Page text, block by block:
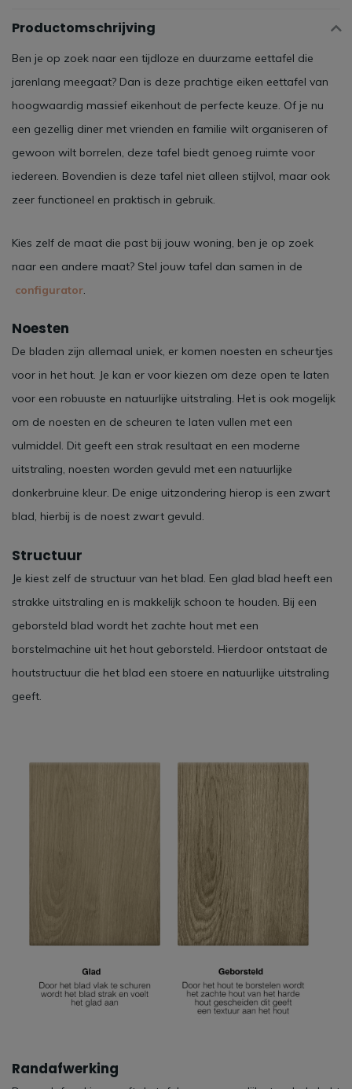
Productomschrijving
Ben je op zoek naar een tijdloze en duurzame eettafel die
jarenlang meegaat? Dan is deze prachtige eiken eettafel van
hoogwaardig massief eikenhout de perfecte keuze. Of je nu
een gezellig diner met vrienden en familie wilt organiseren of
gewoon wilt borrelen, deze tafel biedt genoeg ruimte voor
iedereen. Bovendien is deze tafel niet alleen stijlvol, maar ook
zeer functioneel en praktisch in gebruik.
Kies zelf de maat die past bij jouw woning, ben je op zoek
naar een andere maat? Stel jouw tafel dan samen in de
configurator.
Noesten
De bladen zijn allemaal uniek, er komen noesten en scheurtjes
voor in het hout. Je kan er voor kiezen om deze open te laten
voor een robuuste en natuurlijke uitstraling. Het is ook mogelijk
om de noesten en de scheuren te laten vullen met een
vulmiddel. Dit geeft een strak resultaat en een moderne
uitstraling, noesten worden gevuld met een natuurlijke
donkerbruine kleur. De enige uitzondering hierop is een zwart
blad, hierbij is de noest zwart gevuld.
Structuur
Je kiest zelf de structuur van het blad. Een glad blad heeft een
strakke uitstraling en is makkelijk schoon te houden. Bij een
geborsteld blad wordt het zachte hout met een
borstelmachine uit het hout geborsteld. Hierdoor ontstaat de
houtstructuur die het blad een stoere en natuurlijke uitstraling
geeft.
Randafwerking